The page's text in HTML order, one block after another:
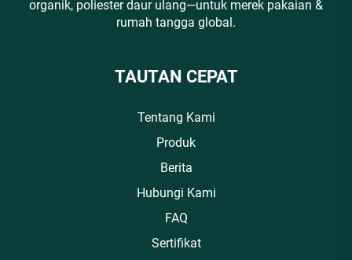
organik, poliester daur ulang—untuk merek pakaian &
rumah tangga global.
TAUTAN CEPAT
Tentang Kami
Produk
Berita
Hubungi Kami
FAQ
Sertifikat